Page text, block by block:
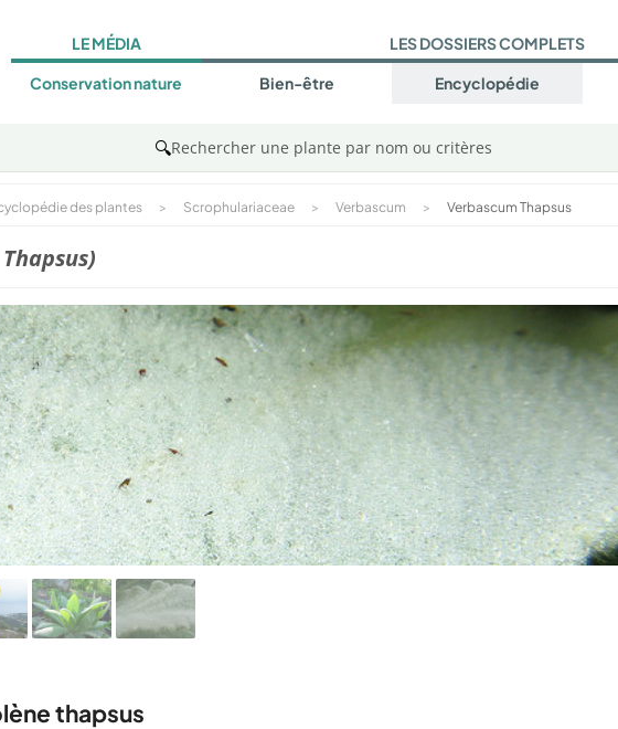
LE MÉDIA
Conservation nature
LES DOSSIERS COMPLETS
Bien-être Encyclopédie
🔍Rechercher une plante par nom ou critères
des plantes > Scrophulariaceae > Verbascum > Verbascum Thapsus
thapsus